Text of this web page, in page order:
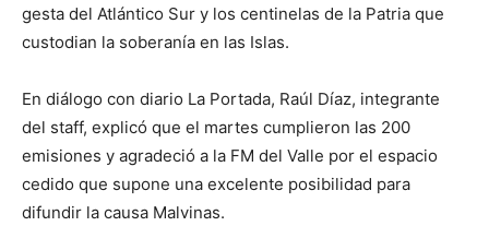
gesta del Atlántico Sur y los centinelas de la Patria que
custodian la soberanía en las Islas.
En diálogo con diario La Portada, Raúl Díaz, integrante
del staff, explicó que el martes cumplieron las 200
emisiones y agradeció a la FM del Valle por el espacio
cedido que supone una excelente posibilidad para
difundir la causa Malvinas.